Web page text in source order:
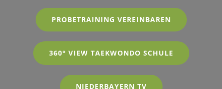
PROBETRAINING VEREINBAREN
360° VIEW TAEKWONDO SCHULE
NIEDERBAYERN TV